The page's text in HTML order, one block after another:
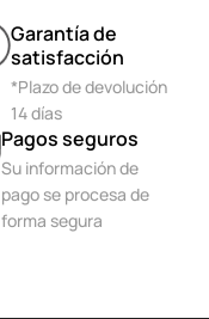
Garantía de
satisfacción
*Plazo de devolución
14 días
Pagos seguros
Su información de
pago se procesa de
forma segura